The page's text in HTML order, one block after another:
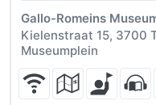
Gallo-Romeins
Kielenstraat 15, 3700
Museumplein
Belangrijkste